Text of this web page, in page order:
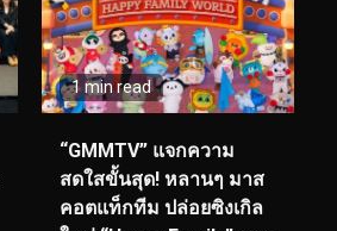
1 min read
“GMMTV” แจกความ
สดใสขั้นสุด! หลานๆ มาส
คอตแท็กทีม ปล่อยซิงเกิล